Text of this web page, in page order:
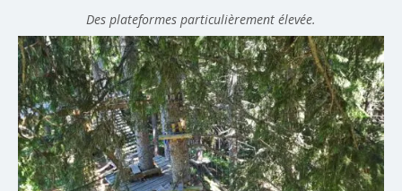
Des plateformes particulièrement élevée.